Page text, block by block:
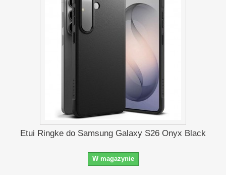
Etui Ringke do Samsung Galaxy S26 Onyx Black
W magazynie